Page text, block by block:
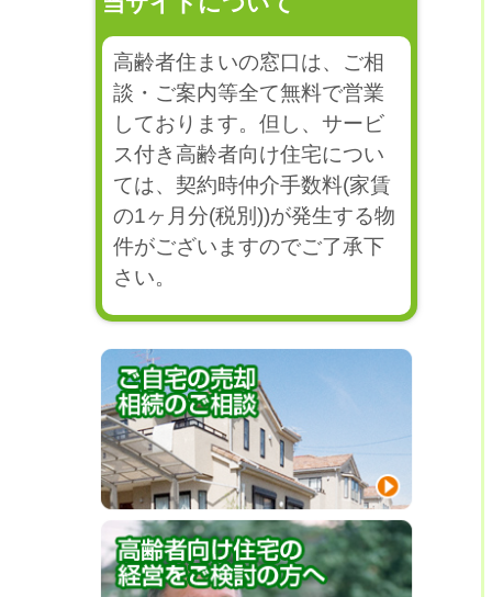
高齢者住まいの窓口は、ご相
談・ご案内等全て無料で営業
しております。但し、サービ
ス付き高齢者向け住宅につい
ては、契約時仲介手数料(家賃
の1ヶ月分(税別))が発生する物
件がございますのでご了承下
さい。